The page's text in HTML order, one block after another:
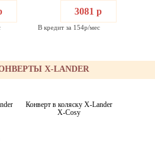
3081 р
В кредит за 154р/мес
X-LANDER
Конверт в коляску X-Lander
X-Cosy